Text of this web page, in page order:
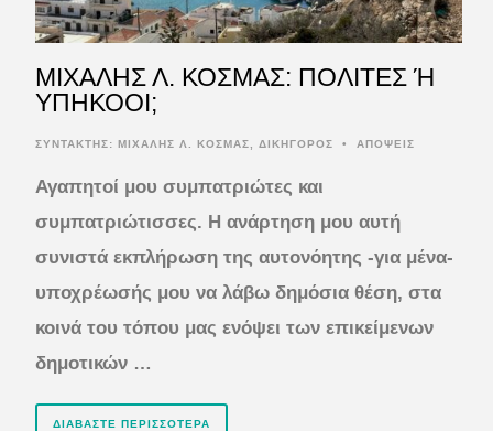
ΜΙΧΑΛΗΣ Λ. ΚΟΣΜΑΣ: ΠΟΛΙΤΕΣ Ή
ΥΠΗΚΟΟΙ;
ΣΥΝΤΆΚΤΗΣ: ΜΙΧΑΛΗΣ Λ. ΚΟΣΜΑΣ, ΔΙΚΗΓΟΡΟΣ • ΑΠΟΨΕΙΣ
Αγαπητοί μου συμπατριώτες και
συμπατριώτισσες. Η ανάρτηση μου αυτή
συνιστά εκπλήρωση της αυτονόητης -για μένα-
υποχρέωσής μου να λάβω δημόσια θέση, στα
κοινά του τόπου μας ενόψει των επικείμενων
δημοτικών …
ΔΙΑΒΆΣΤΕ ΠΕΡΙΣΣΌΤΕΡΑ